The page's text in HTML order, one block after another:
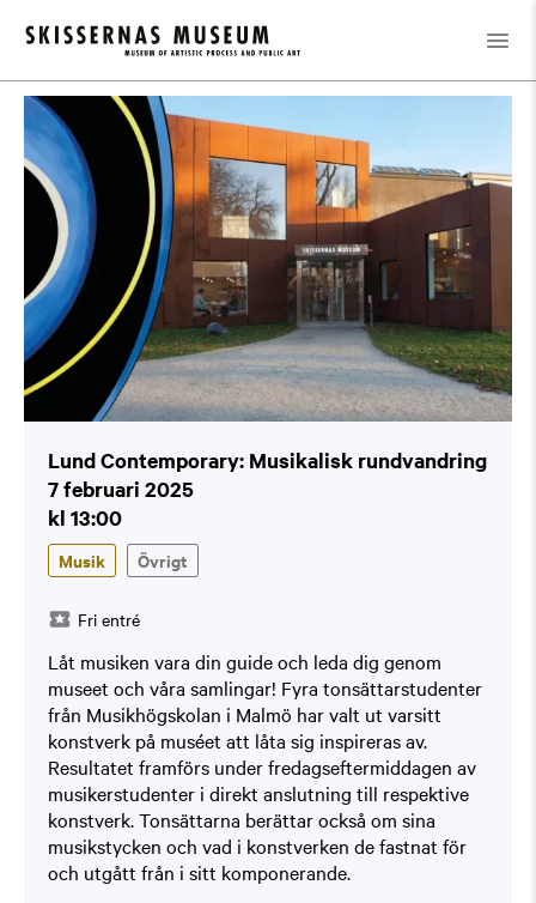
Kalender / Lund Contemporary: Musikalisk rundvandring
Lund Contemporary: Musikalisk rundvandring
7 februari 2025
kl 13:00
Musik Övrigt
Fri entré
Låt musiken vara din guide och leda dig genom
museet och våra samlingar! Fyra tonsättarstudenter
från Musikhögskolan i Malmö har valt ut varsitt
konstverk på muséet att låta sig inspireras av.
Resultatet framförs under fredagseftermiddagen av
musikerstudenter i direkt anslutning till respektive
konstverk. Tonsättarna berättar också om sina
musikstycken och vad i konstverken de fastnat för
och utgått från i sitt komponerande.